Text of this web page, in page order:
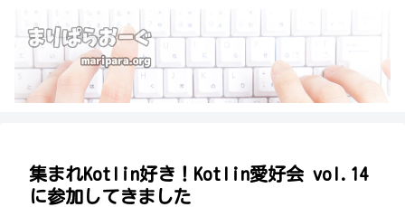
集まれKotlin好き！Kotlin愛好会 vol.14
に参加してきました